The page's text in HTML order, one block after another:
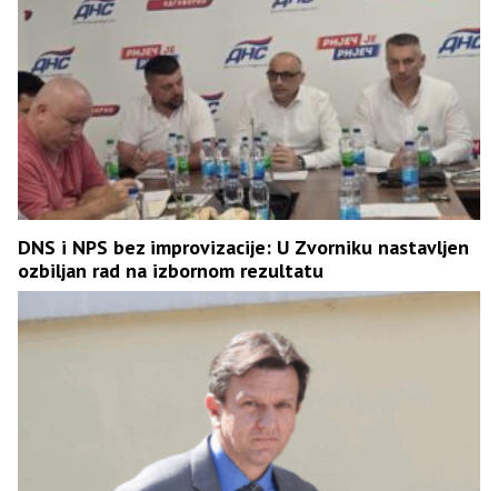
DNS i NPS bez improvizacije: U Zvorniku nastavljen
ozbiljan rad na izbornom rezultatu